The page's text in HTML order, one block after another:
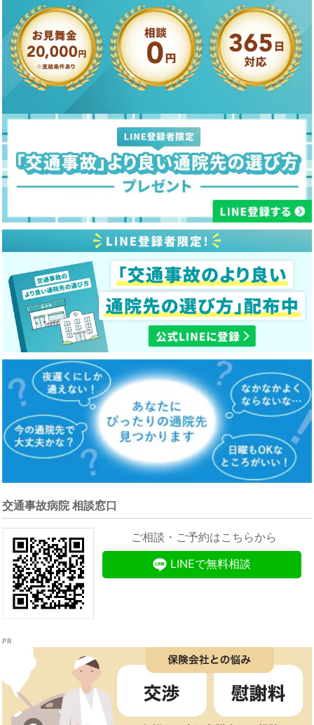
交通事故病院 相談窓口
ご相談・ご予約はこちらから
LINEで無料相談